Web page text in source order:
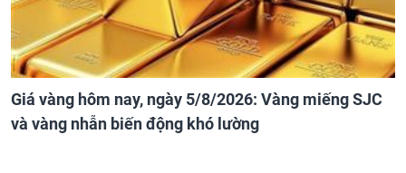
Giá vàng hôm nay, ngày 5/8/2026: Vàng miếng SJC
và vàng nhẫn biến động khó lường